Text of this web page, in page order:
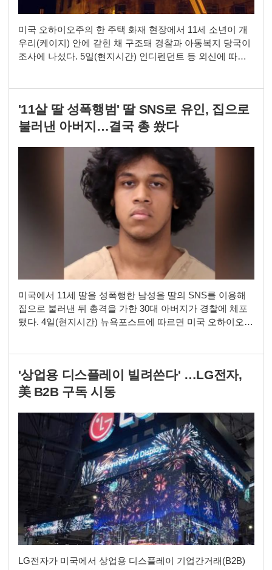
미국 오하이오주의 한 주택 화재 현장에서 11세 소년이 개
우리(케이지) 안에 갇힌 채 구조돼 경찰과 아동복지 당국이
조사에 나섰다. 5일(현지시간) 인디펜던트 등 외신에 따르
에서 11세 소년을 구조했다. 문제는 11세 소년이 개 우리 안
에 갇혀 있던 것이다. 당시 목격자는
'11살 딸 성폭행범' 딸 SNS로 유인, 집으로
불러낸 아버지…결국 총 쐈다
미국에서 11세 딸을 성폭행한 남성을 딸의 SNS를 이용해
집으로 불러낸 뒤 총격을 가한 30대 아버지가 경찰에 체포
됐다. 4일(현지시간) 뉴욕포스트에 따르면 미국 오하이오주
러의 아내가 딸의 휴대전화를 확인하던 중 곤잘레스가 아이
를 성적으로 학대한 정황이 담긴 영상을
'상업용 디스플레이 빌려쓴다' …LG전자,
美 B2B 구독 시동
LG전자가 미국에서 상업용 디스플레이 기업간거래(B2B)